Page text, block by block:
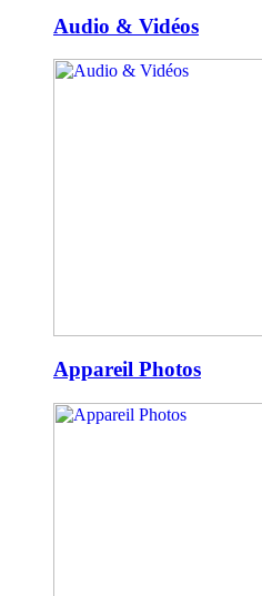
Audio & Vidéos
Appareil Photos